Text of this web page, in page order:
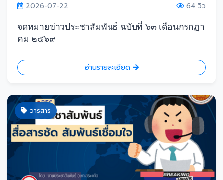
2026-07-22
64 วิว
จดหมายข่าวประชาสัมพันธ์ ฉบับที่ ๖๓ เดือนกรกฏา
คม ๒๕๖๙
อ่านรายละเอียด
วารสาร